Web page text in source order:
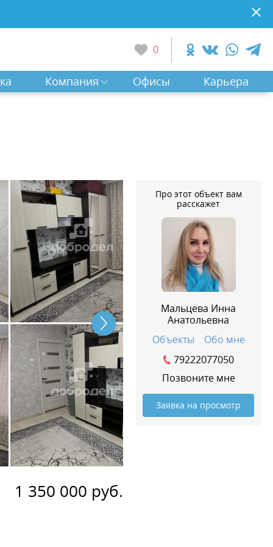
0
Компания Офисы Карьера
1 350 000 руб.
Про этот объект вам
расскажет
Мальцева Инна
Анатольевна
Объекты
Обо мне
79222077050
Позвоните мне
Заявка на просмотр